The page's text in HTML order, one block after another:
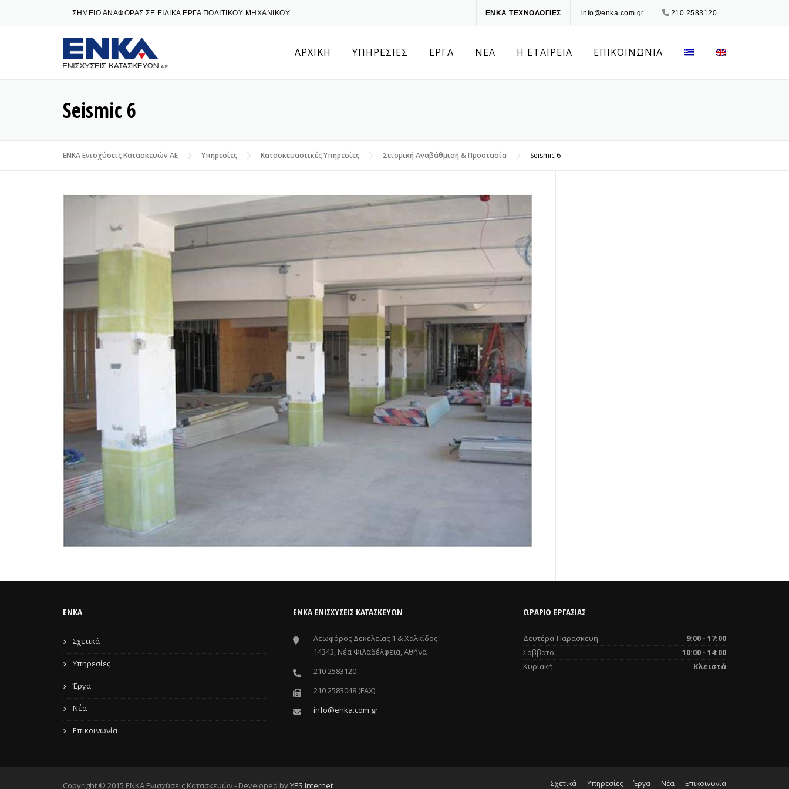
ΣΗΜΕΙΟ ΑΝΑΦΟΡΑΣ ΣΕ ΕΙΔΙΚΑ ΕΡΓΑ ΠΟΛΙΤΙΚΟΥ ΜΗΧΑΝΙΚΟΥ 210 2583120
info@enka.com.gr
ΕΝΚΑ ΤΕΧΝΟΛΟΓΙΕΣ
ΑΡΧΙΚΗ ΥΠΗΡΕΣΙΕΣ ΕΡΓΑ ΝΕΑ Η ΕΤΑΙΡΕΙΑ ΕΠΙΚΟΙΝΩΝΙΑ
Seismic 6
ENKA Ενισχύσεις Κατασκευών ΑΕ Υπηρεσίες Κατασκευαστικές Υπηρεσίες Σεισμική Αναβάθμιση & Προστασία Seismic 6
ENKA
Σχετικά
Υπηρεσίες
Έργα
Νέα
Επικοινωνία
ΕΝΚΑ ΕΝΙΣΧΎΣΕΙΣ ΚΑΤΑΣΚΕΥΏΝ
Λεωφόρος Δεκελείας 1 & Χαλκίδος
14343, Νέα Φιλαδέλφεια, Αθήνα
210 2583120
210 2583048 (FAX)
info@enka.com.gr
ΩΡΑΡΙΟ ΕΡΓΑΣΙΑΣ
Δευτέρα-Παρασκευή:
9:00 - 17:00
Σάββατο:
10:00 - 14:00
Κυριακή:
Κλειστά
Copyright © 2015 ENKA Ενισχύσεις Κατασκευών - Developed byYES Internet Σχετικά Υπηρεσίες Έργα Νέα Επικοινωνία